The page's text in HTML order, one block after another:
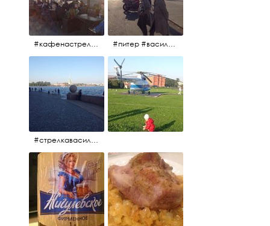
#кафенастрелкевасильевскогоострова #байкеры #питер #васильевскийостров #байкеры #иностранцы
#стрелкавасильевскогоострова #нева #река